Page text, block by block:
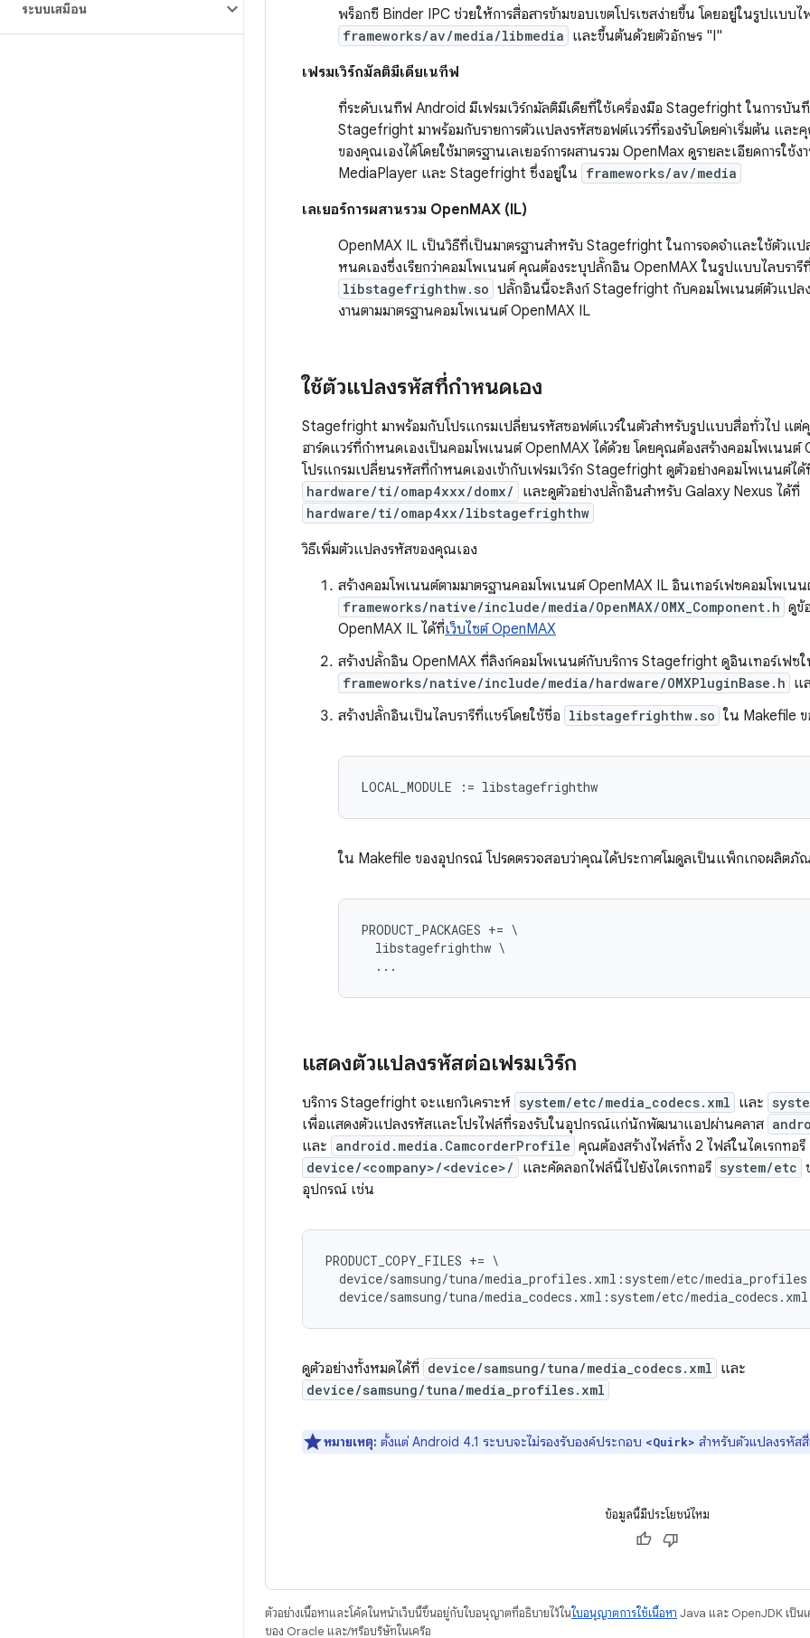
ระบบเสมือน
พร็อกซี Binder IPC ช่วยให้การสื่อสารข้ามขอบเขตโปรเซสง่ายขึ้น โดยอยู่ในรูปแบบไ
frameworks/av/media/libmedia และขึ้นต้นด้วยตัวอักษร "I"
เฟรมเวิร์กมัลติมีเดียเนทีฟ
ที่ระดับเนทีฟ Android มีเฟรมเวิร์กมัลติมีเดียที่ใช้เครื่องมือ Stagefright ในการบัน
Stagefright มาพร้อมกับรายการตัวแปลงรหัสซอฟต์แวร์ที่รองรับโดยค่าเริ่มต้น และ
ของคุณเองได้โดยใช้มาตรฐานเลเยอร์การผสานรวม OpenMax ดูรายละเอียดการใช้
MediaPlayer และ Stagefright ซึ่งอยู่ใน frameworks/av/media
เลเยอร์การผสานรวม OpenMAX (IL)
OpenMAX IL เป็นวิธีที่เป็นมาตรฐานสำหรับ Stagefright ในการจดจำและใช้ตัวแ
หนดเองซึ่งเรียกว่าคอมโพเนนต์ คุณต้องระบุปลั๊กอิน OpenMAX ในรูปแบบไลบรารี
libstagefrighthw.so ปลั๊กอินนี้จะลิงก์ Stagefright กับคอมโพเนนต์ตัวแปล
งานตามมาตรฐานคอมโพเนนต์ OpenMAX IL
ใช้ตัวแปลงรหัสที่กำหนดเอง
Stagefright มาพร้อมกับโปรแกรมเปลี่ยนรหัสซอฟต์แวร์ในตัวสำหรับรูปแบบสื่อทั่วไป แต่
ฮาร์ดแวร์ที่กำหนดเองเป็นคอมโพเนนต์ OpenMAX ได้ด้วย โดยคุณต้องสร้างคอมโพเนนต์
โปรแกรมเปลี่ยนรหัสที่กำหนดเองเข้ากับเฟรมเวิร์ก Stagefright ดูตัวอย่างคอมโพเนนต์ได้
hardware/ti/omap4xxx/domx/ และดูตัวอย่างปลั๊กอินสำหรับ Galaxy Nexus ได้ที่
hardware/ti/omap4xx/libstagefrighthw
วิธีเพิ่มตัวแปลงรหัสของคุณเอง
สร้างคอมโพเนนต์ตามมาตรฐานคอมโพเนนต์ OpenMAX IL อินเทอร์เฟซคอมโพเน
frameworks/native/include/media/OpenMAX/OMX_Component.h ดูข้
OpenMAX IL ได้ที่เว็บไซต์ OpenMAX
สร้างปลั๊กอิน OpenMAX ที่ลิงก์คอมโพเนนต์กับบริการ Stagefright ดูอินเทอร์เฟซ
frameworks/native/include/media/hardware/OMXPluginBase.h แ
สร้างปลั๊กอินเป็นไลบรารีที่แชร์โดยใช้ชื่อ libstagefrighthw.so ใน Makefile
ใน Makefile ของอุปกรณ์ โปรดตรวจสอบว่าคุณได้ประกาศโมดูลเป็นแพ็กเกจผลิตภั
PRODUCT_PACKAGES += \
  libstagefrighthw \
แสดงตัวแปลงรหัสต่อเฟรมเวิร์ก
บริการ Stagefright จะแยกวิเคราะห์ system/etc/media_codecs.xml และ
เพื่อแสดงตัวแปลงรหัสและโปรไฟล์ที่รองรับในอุปกรณ์แก่นักพัฒนาแอปผ่านคลาส
และ android.media.CamcorderProfile คุณต้องสร้างไฟล์ทั้ง 2 ไฟล์ในไดเรกทอรี
device/<company>/<device>/ และคัดลอกไฟล์นี้ไปยังไดเรกทอรี system/etc
อุปกรณ์ เช่น
PRODUCT_COPY_FILES += \
device/samsung/tuna/media_profiles.xml:system/etc/
ดูตัวอย่างทั้งหมดได้ที่ device/samsung/tuna/media_codecs.xml และ
device/samsung/tuna/media_profiles.xml
หมายเหตุ: ตั้งแต่ Android 4.1 ระบบจะไม่รองรับองค์ประกอบ <Quirk> สำหรับตัวแปลงรหัส
ข้อมูลนี้มีประโยชน์ไหม
ตัวอย่างเนื้อหาและโค้ดในหน้าเว็บนี้ขึ้นอยู่กับใบอนุญาตที่อธิบายไว้ในใบอนุญาตการใช้เนื้อหา Java และ OpenJDK เป็นเ
ของ Oracle และ/หรือบริษัทในเครือ